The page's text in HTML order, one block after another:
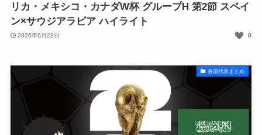
リカ・メキシコ・カナダW杯 グループH 第2節 スペイ
ン×サウジアラビア ハイライト
2026年6月23日 0
各国代表まとめ